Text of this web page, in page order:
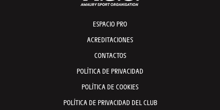
ESPACIO PRO
ACREDITACIONES
CONTACTOS
POLÍTICA DE PRIVACIDAD
POLÍTICA DE COOKIES
POLÍTICA DE PRIVACIDAD DEL CLUB